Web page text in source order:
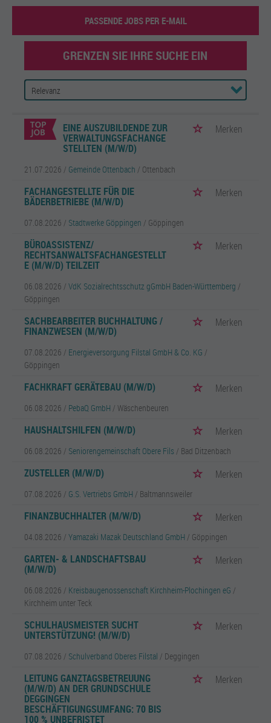
PASSENDE JOBS PER E-MAIL
GRENZEN SIE IHRE SUCHE EIN
EINE AUSZUBILDENDE ZUR
VERWALTUNGSFACHANGE
STELLTEN (M/W/D)
Merken
21.07.2026 / Gemeinde Ottenbach / Ottenbach
FACHANGESTELLTE FÜR DIE
BÄDERBETRIEBE (M/W/D)
Merken
07.08.2026 / Stadtwerke Göppingen / Göppingen
BÜROASSISTENZ/
RECHTSANWALTSFACHANGESTELLT
E (M/W/D) TEILZEIT
Merken
06.08.2026 / VdK Sozialrechtsschutz gGmbH Baden-Württemberg /
Göppingen
SACHBEARBEITER BUCHHALTUNG /
FINANZWESEN (M/W/D)
Merken
07.08.2026 / Energieversorgung Filstal GmbH & Co. KG /
Göppingen
FACHKRAFT GERÄTEBAU (M/W/D) Merken
06.08.2026 / PebaQ GmbH / Wäschenbeuren
HAUSHALTSHILFEN (M/W/D) Merken
06.08.2026 / Seniorengemeinschaft Obere Fils / Bad Ditzenbach
ZUSTELLER (M/W/D) Merken
07.08.2026 / G.S. Vertriebs GmbH / Baltmannsweiler
FINANZBUCHHALTER (M/W/D) Merken
04.08.2026 / Yamazaki Mazak Deutschland GmbH / Göppingen
GARTEN- & LANDSCHAFTSBAU
(M/W/D)
Merken
06.08.2026 / Kreisbaugenossenschaft Kirchheim-Plochingen eG /
Kirchheim unter Teck
SCHULHAUSMEISTER SUCHT
UNTERSTÜTZUNG! (M/W/D)
Merken
07.08.2026 / Schulverband Oberes Filstal / Deggingen
LEITUNG GANZTAGSBETREUUNG
(M/W/D) AN DER GRUNDSCHULE
DEGGINGEN
BESCHÄFTIGUNGSUMFANG: 70 BIS
100 % UNBEFRISTET
Merken